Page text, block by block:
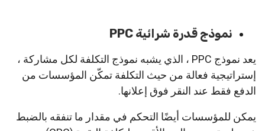
نموذج قدرة شرائية PPC
يعد نموذج PPC ، الذي يشبه نموذج التكلفة لكل مشاركة ،
إستراتيجية فعالة من حيث التكلفة تمكّن المؤسسات من
الدفع فقط عند النقر فوق إعلانها.
يمكن للمؤسسات أيضًا التحكم في مقدار ما تنفقه بالضبط